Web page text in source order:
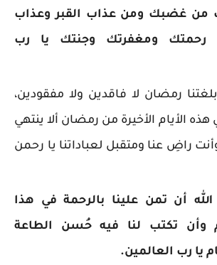
من غضبك ومن عذاب القبر وعذاب
رحمتك ومغفرتك وجنتك يا رب
رمضان لا فاقدين ولا مفقودين،
الأيام الأخيرة من رمضان ألا ينتهي
راضِ عنا ومتقبل لعباداتنا يا رحمن
أن تمن علينا بالرحمة في هذا
وأن تكتب لنا فيه حُسن الطاعة
يا رب العالمين.